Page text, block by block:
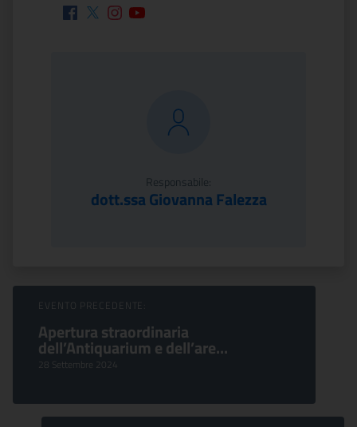
FacebookTwitterInstagram
Youtube
Responsabile:
dott.ssa Giovanna Falezza
Sfoglia Eventi
EVENTO PRECEDENTE:
Apertura straordinaria
dell’Antiquarium e dell’are...
28 Settembre 2024